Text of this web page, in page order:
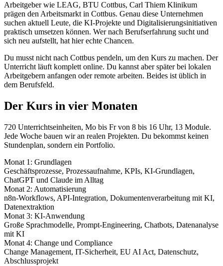
Arbeitgeber wie LEAG, BTU Cottbus, Carl Thiem Klinikum
prägen den Arbeitsmarkt in Cottbus. Genau diese Unternehmen
suchen aktuell Leute, die KI-Projekte und Digitalisierungsinitiativen
praktisch umsetzen können. Wer nach Berufserfahrung sucht und
sich neu aufstellt, hat hier echte Chancen.
Du musst nicht nach Cottbus pendeln, um den Kurs zu machen. Der
Unterricht läuft komplett online. Du kannst aber später bei lokalen
Arbeitgebern anfangen oder remote arbeiten. Beides ist üblich in
dem Berufsfeld.
Der Kurs in vier Monaten
720 Unterrichtseinheiten, Mo bis Fr von 8 bis 16 Uhr, 13 Module.
Jede Woche bauen wir an realen Projekten. Du bekommst keinen
Stundenplan, sondern ein Portfolio.
Monat 1: Grundlagen
Geschäftsprozesse, Prozessaufnahme, KPIs, KI-Grundlagen,
ChatGPT und Claude im Alltag
Monat 2: Automatisierung
n8n-Workflows, API-Integration, Dokumentenverarbeitung mit KI,
Datenextraktion
Monat 3: KI-Anwendung
Große Sprachmodelle, Prompt-Engineering, Chatbots, Datenanalyse
mit KI
Monat 4: Change und Compliance
Change Management, IT-Sicherheit, EU AI Act, Datenschutz,
Abschlussprojekt